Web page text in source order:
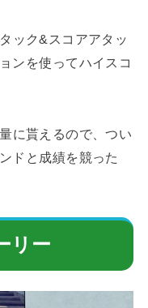
ック&スコアアタッ
ンを使ってハイスコ
に貰えるので、つい
ドと成績を競った
リー